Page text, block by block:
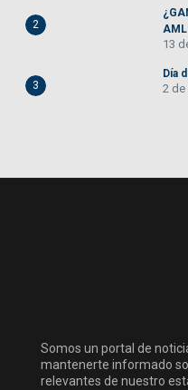
2
13
3
Día
2 de
Somos un portal de
mantenerte informado
relevantes de nuestro